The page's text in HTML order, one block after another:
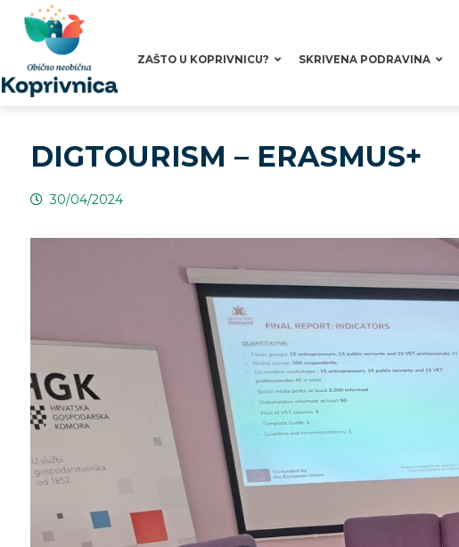
ZAŠTO U KOPRIVNICU? SKRIVENA PODRAVINA
DIGTOURISM – ERASMUS+
30/04/2024